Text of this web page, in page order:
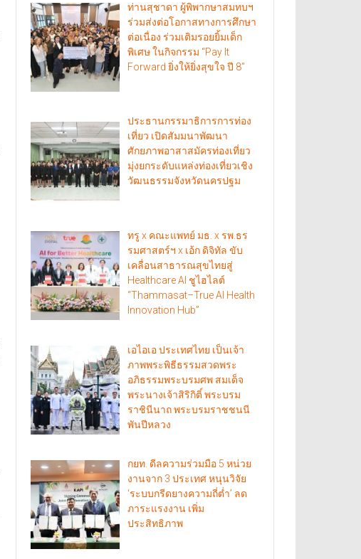
ท่านสุชาดา ผู้พิพากษาสมทบฯ
ร่วมส่งต่อโอกาสทางการศึกษา
ต่อเนื่อง ร่วมเติมรอยยิ้มเด็ก
พิเศษ ในกิจกรรม “Pay It
Forward ยิ่งให้ยิ่งสุขใจ ปี 8”
ประธานกรรมาธิการการท่อง
เที่ยว เปิดสัมมนาพัฒนา
ศักยภาพอาสาสมัครท่องเที่ยว
มุ่งยกระดับแหล่งท่องเที่ยวเชิง
วัฒนธรรมจังหวัดนครปฐม
ทรู x คณะแพทย์ มธ. x รพ.ธร
รมศาสตร์ฯ x เอ้ก ดิจิทัล ขับ
เคลื่อนสาธารณสุขไทยสู่
Healthcare AI ชูไฮไลต์
“Thammasat–True AI Health
Innovation Hub”
เอไอเอ ประเทศไทย เป็นเจ้า
ภาพพระพิธีธรรมสวดพระ
อภิธรรมพระบรมศพ สมเด็จ
พระนางเจ้าสิริกิติ์ พระบรม
ราชินีนาถ พระบรมราชชนนี
พันปีหลวง
กยท. ดีลความร่วมมือ 5 หน่วย
งานจาก 3 ประเทศ หนุนวิจัย
‘ระบบกรีดยางความถี่ต่ำ’ ลด
ภาระแรงงาน เพิ่ม
ประสิทธิภาพ